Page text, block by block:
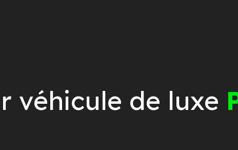
véhicule de luxe